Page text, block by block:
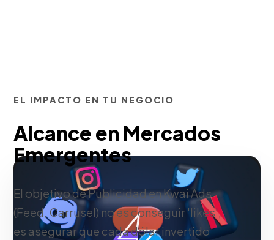
EL IMPACTO EN TU NEGOCIO
Alcance en Mercados
Emergentes
El objetivo de Publicidad en Kwai Ads
(Feed, Carrusel) no es conseguir 'likes',
es asegurar que cada dólar invertido